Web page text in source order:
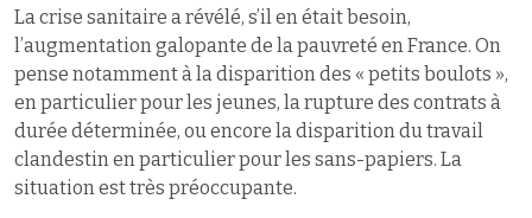
La crise sanitaire a révélé, s’il en était besoin,
l’augmentation galopante de la pauvreté en France. On
pense notamment à la disparition des « petits boulots »,
en particulier pour les jeunes, la rupture des contrats à
durée déterminée, ou encore la disparition du travail
clandestin en particulier pour les sans-papiers. La
situation est très préoccupante.